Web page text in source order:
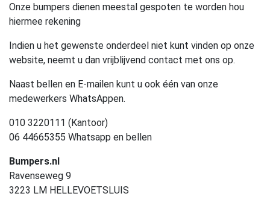
Onze bumpers dienen meestal gespoten te worden hou
hiermee rekening
Indien u het gewenste onderdeel niet kunt vinden op onze
website, neemt u dan vrijblijvend contact met ons op.
Naast bellen en E-mailen kunt u ook één van onze
medewerkers WhatsAppen.
010 3220111 (Kantoor)
06 44665355 Whatsapp en bellen
Bumpers.nl
Ravenseweg 9
3223 LM HELLEVOETSLUIS